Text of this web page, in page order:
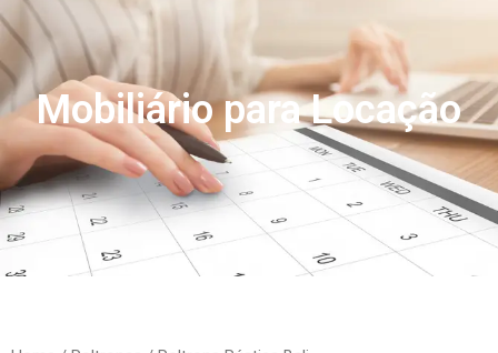
Mobiliário para Locação